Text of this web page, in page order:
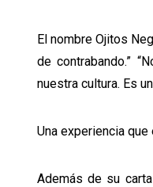
El nombre Ojitos
de contrabando.”
nuestra cultura. Es
Una experiencia
Además de su